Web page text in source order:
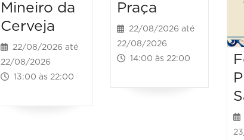
Mineiro da
Cerveja
22/08/2026 até
22/08/2026
13:00 às 22:00
Praça
22/08/2026 até
22/08/2026
14:00 às 22:00